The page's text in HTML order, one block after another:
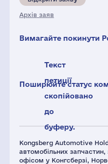
Kongsberg Automotive
автомобільних
офісом у Конгсберзі,
Архів заяв
Вимагайте покинути
Текст
петиції
скопійовано
до
буферу.
Поширюйте статус